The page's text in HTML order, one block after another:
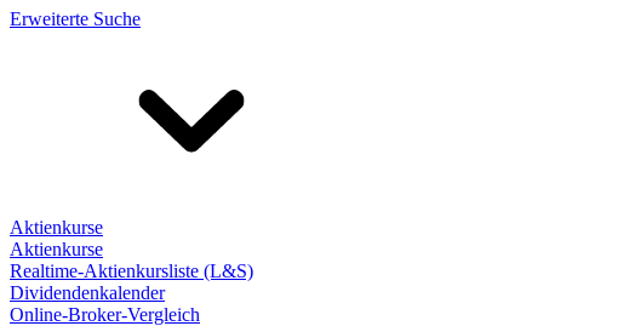
Erweiterte Suche
Aktienkurse
Aktienkurse
Realtime-Aktienkursliste (L&S)
Dividendenkalender
Online-Broker-Vergleich